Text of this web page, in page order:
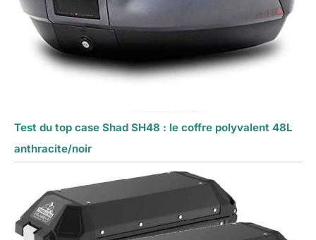
Test du top case Shad SH48 : le coffre polyvalent 48L
anthracite/noir